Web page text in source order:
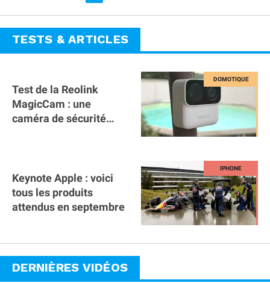
TESTS & ARTICLES
Test de la Reolink
MagicCam : une
caméra de sécurité
Keynote Apple : voici
tous les produits
attendus en septembre
DERNIÈRES VIDÉOS